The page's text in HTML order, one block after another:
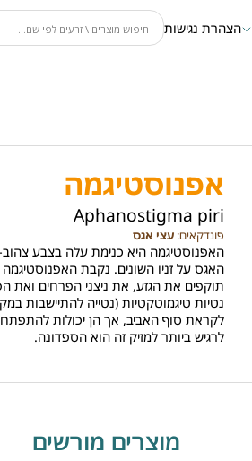
הצהרת נגישות
אפנוסטיגמה
Aphanostigma piri
פונדקאים:עצי אגס
תוקפים את הגזע, את ניצני הפרחים ואת
נטיות טיגמוטקטיות (נטייה להתיישבות
לקראת סוף האביב, אך הן יכולות
לרגיש ביותר למזיק זה הוא הספדונה.
מוצרים מורשים